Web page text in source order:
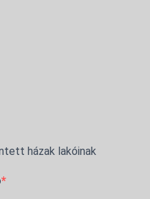
házak lakóinak